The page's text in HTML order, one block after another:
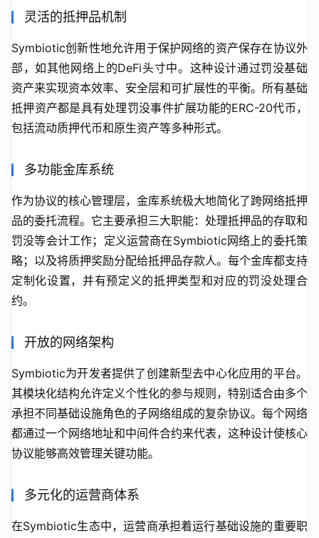
灵活的抵押品机制
Symbiotic创新性地允许用于保护网络的资产保存在协议外
部，如其他网络上的DeFi头寸中。这种设计通过罚没基础
资产来实现资本效率、安全层和可扩展性的平衡。所有基础
抵押资产都是具有处理罚没事件扩展功能的ERC-20代币，
包括流动质押代币和原生资产等多种形式。
多功能金库系统
作为协议的核心管理层，金库系统极大地简化了跨网络抵押
品的委托流程。它主要承担三大职能：处理抵押品的存取和
罚没等会计工作；定义运营商在Symbiotic网络上的委托策
略；以及将质押奖励分配给抵押品存款人。每个金库都支持
定制化设置，并有预定义的抵押类型和对应的罚没处理合
约。
开放的网络架构
Symbiotic为开发者提供了创建新型去中心化应用的平台。
其模块化结构允许定义个性化的参与规则，特别适合由多个
承担不同基础设施角色的子网络组成的复杂协议。每个网络
都通过一个网络地址和中间件合约来代表，这种设计使核心
协议能够高效管理关键功能。
多元化的运营商体系
在Symbiotic生态中，运营商承担着运行基础设施的重要职